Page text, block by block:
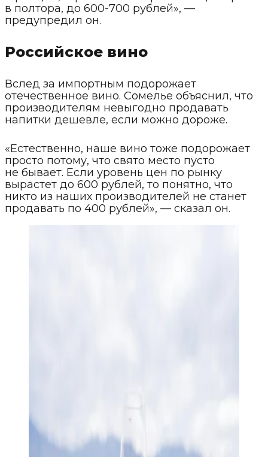
в полтора, до 600-700 рублей», —
предупредил он.
Российское вино
Вслед за импортным подорожает
отечественное вино. Сомелье объяснил, что
производителям невыгодно продавать
напитки дешевле, если можно дороже.
«Естественно, наше вино тоже подорожает
просто потому, что свято место пусто
не бывает. Если уровень цен по рынку
вырастет до 600 рублей, то понятно, что
никто из наших производителей не станет
продавать по 400 рублей», — сказал он.